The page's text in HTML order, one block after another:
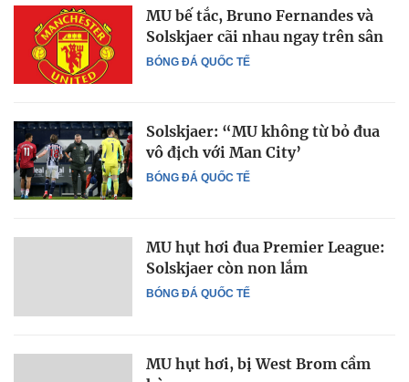
BÓNG ĐÁ QUỐC TẾ
MU bế tắc, Bruno Fernandes và
Solskjaer cãi nhau ngay trên sân
BÓNG ĐÁ QUỐC TẾ
Solskjaer: “MU không từ bỏ đua
vô địch với Man City’
BÓNG ĐÁ QUỐC TẾ
MU hụt hơi đua Premier League:
Solskjaer còn non lắm
MU hụt hơi, bị West Brom cầm